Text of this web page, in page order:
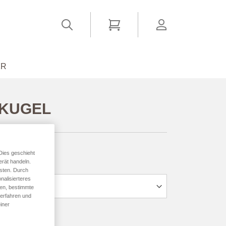
Mein Warenkorb
geschieht
handeln.
Durch
bestimmte
und